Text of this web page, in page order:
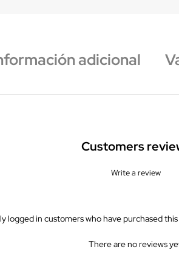
adicional
Customers
Write a review
There are no reviews
logged in customers who have purchased